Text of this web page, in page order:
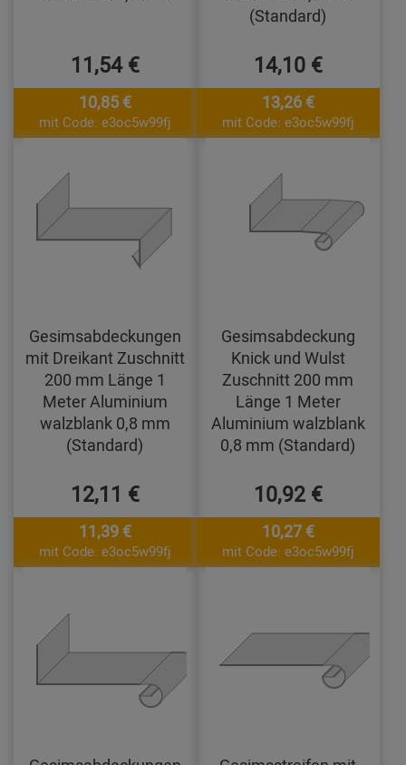
11,54 €
10,85 €
mit Code: e3oc5w99fj
(Standard)
14,10 €
13,26 €
mit Code: e3oc5w99fj
Gesimsabdeckungen
mit Dreikant Zuschnitt
200 mm Länge 1
Meter Aluminium
walzblank 0,8 mm
(Standard)
12,11 €
11,39 €
mit Code: e3oc5w99fj
Gesimsabdeckung
Knick und Wulst
Zuschnitt 200 mm
Länge 1 Meter
Aluminium walzblank
0,8 mm (Standard)
10,92 €
10,27 €
mit Code: e3oc5w99fj